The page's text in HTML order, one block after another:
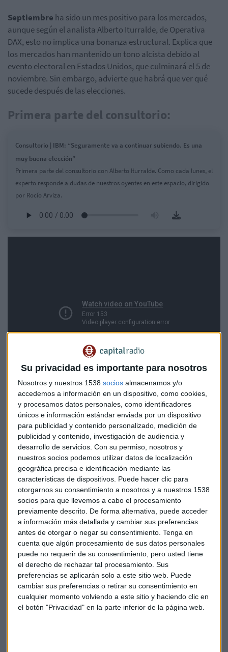
Su privacidad es importante para nosotros
Nosotros y nuestros 1538 socios almacenamos y/o
accedemos a información en un dispositivo, como cookies,
y procesamos datos personales, como identificadores
únicos e información estándar enviada por un dispositivo
para publicidad y contenido personalizado, medición de
publicidad y contenido, investigación de audiencia y
desarrollo de servicios. Con su permiso, nosotros y
nuestros socios podemos utilizar datos de localización
geográfica precisa e identificación mediante las
características de dispositivos. Puede hacer clic para
otorgarnos su consentimiento a nosotros y a nuestros 1538
socios para que llevemos a cabo el procesamiento
previamente descrito. De forma alternativa, puede acceder
a información más detallada y cambiar sus preferencias
antes de otorgar o negar su consentimiento. Tenga en
cuenta que algún procesamiento de sus datos personales
puede no requerir de su consentimiento, pero usted tiene
el derecho de rechazar tal procesamiento. Sus
preferencias se aplicarán solo a este sitio web. Puede
cambiar sus preferencias o retirar su consentimiento en
cualquier momento volviendo a este sitio y haciendo clic en
el botón "Privacidad" en la parte inferior de la página web.
Septiembre ha sido un mes positivo para los mercados,
aunque según el analista Alberto Iturralde, de Operativa
DAX, esto no implica una bonanza estructural. Explica que
los mercados han mantenido un tono alcista debido al
evento electoral en Estados Unidos, que culminará el 5 de
noviembre. Sin embargo, advierte que habrá que ver qué
sucede después de las elecciones.
Primera parte del consultorio:
Consultorio | IBM: “Seguramente va a continuar subiendo. Es una
muy buena elección”
Primera parte del consultorio con Alberto Iturralde. Como cada lunes, el
experto responde a dudas de nuestros oyentes en este espacio, dirigido
por Rocío Arviza.
Alberto Iturralde, responsable de Operativa DAX, señala que
los principales índices como el DAX alemán, el IBEX español
y el S&P 500 han marcado nuevos máximos en el rebote
iniciado en octubre de 2022. Afirma que aunque las sesiones
bajistas como la de hoy han sido circunstanciales, es
positivo que las caídas sean reducidas, lo que implica baja
volatilidad y continuidad alcista.
Sobre los índices chinos, Iturralde sostiene que pueden
experimentar un "tirón al hilo de las subidas globales", pero
advierte que este tirón "terminará con un techo para
continuar cayendo".
Explica que el índice chino está un 48% por debajo de sus
máximos históricos, mientras que otros como el DAX y el
S&P 500 están en máximos. Recomienda no incluir al
mercado chino en el radar debido a la rotación del interés
industrial de Estados Unidos de China a India.